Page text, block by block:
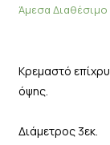
Άμεσα Διαθέσιμο
Κρεμαστό
όψης.
Διάμετρος 3εκ.